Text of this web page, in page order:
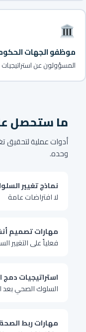
موظفو الجهات
المسؤولون عن
ما ستحصل
أدوات عملية لتحقيق
وحده.
نماذج تغيير
لا افتراضات عامة
مهارات تصميم
فعلياً على التغيير
استراتيجيات دمج
السلوك الصحي بعد
مهارات ربط